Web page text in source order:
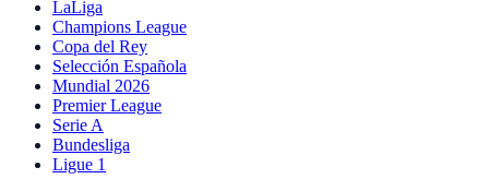
LaLiga
Champions League
Copa del Rey
Selección Española
Mundial 2026
Premier League
Serie A
Bundesliga
Ligue 1